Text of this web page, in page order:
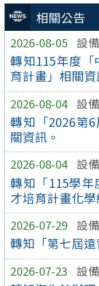
相關公告
2026-08-05 設
轉知115年度「
育計畫」相關資
2026-08-04 設
轉知「2026第
關資訊。
2026-08-04 設
轉知「115學年
才培育計畫化
2026-07-29 設
轉知「第七屆
2026-07-23 設